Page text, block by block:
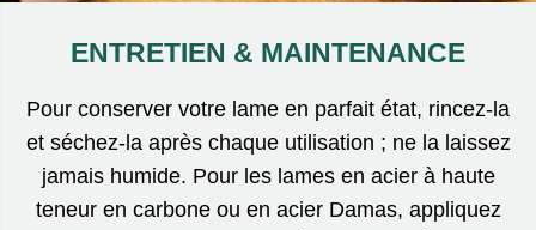
ENTRETIEN & MAINTENANCE
Pour conserver votre lame en parfait état, rincez-la
et séchez-la après chaque utilisation ; ne la laissez
jamais humide. Pour les lames en acier à haute
teneur en carbone ou en acier Damas, appliquez